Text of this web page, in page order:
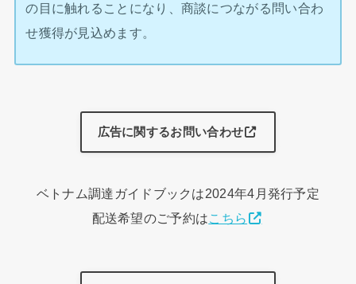
の目に触れることになり、商談につながる問い合わ
せ獲得が見込めます。
広告に関するお問い合わせ
ベトナム調達ガイドブックは2024年4月発行予定
配送希望のご予約はこちら